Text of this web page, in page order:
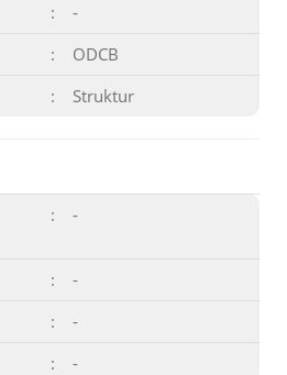
:
-
:
ODCB
: Struktur
: -
:
-
:
-
: -